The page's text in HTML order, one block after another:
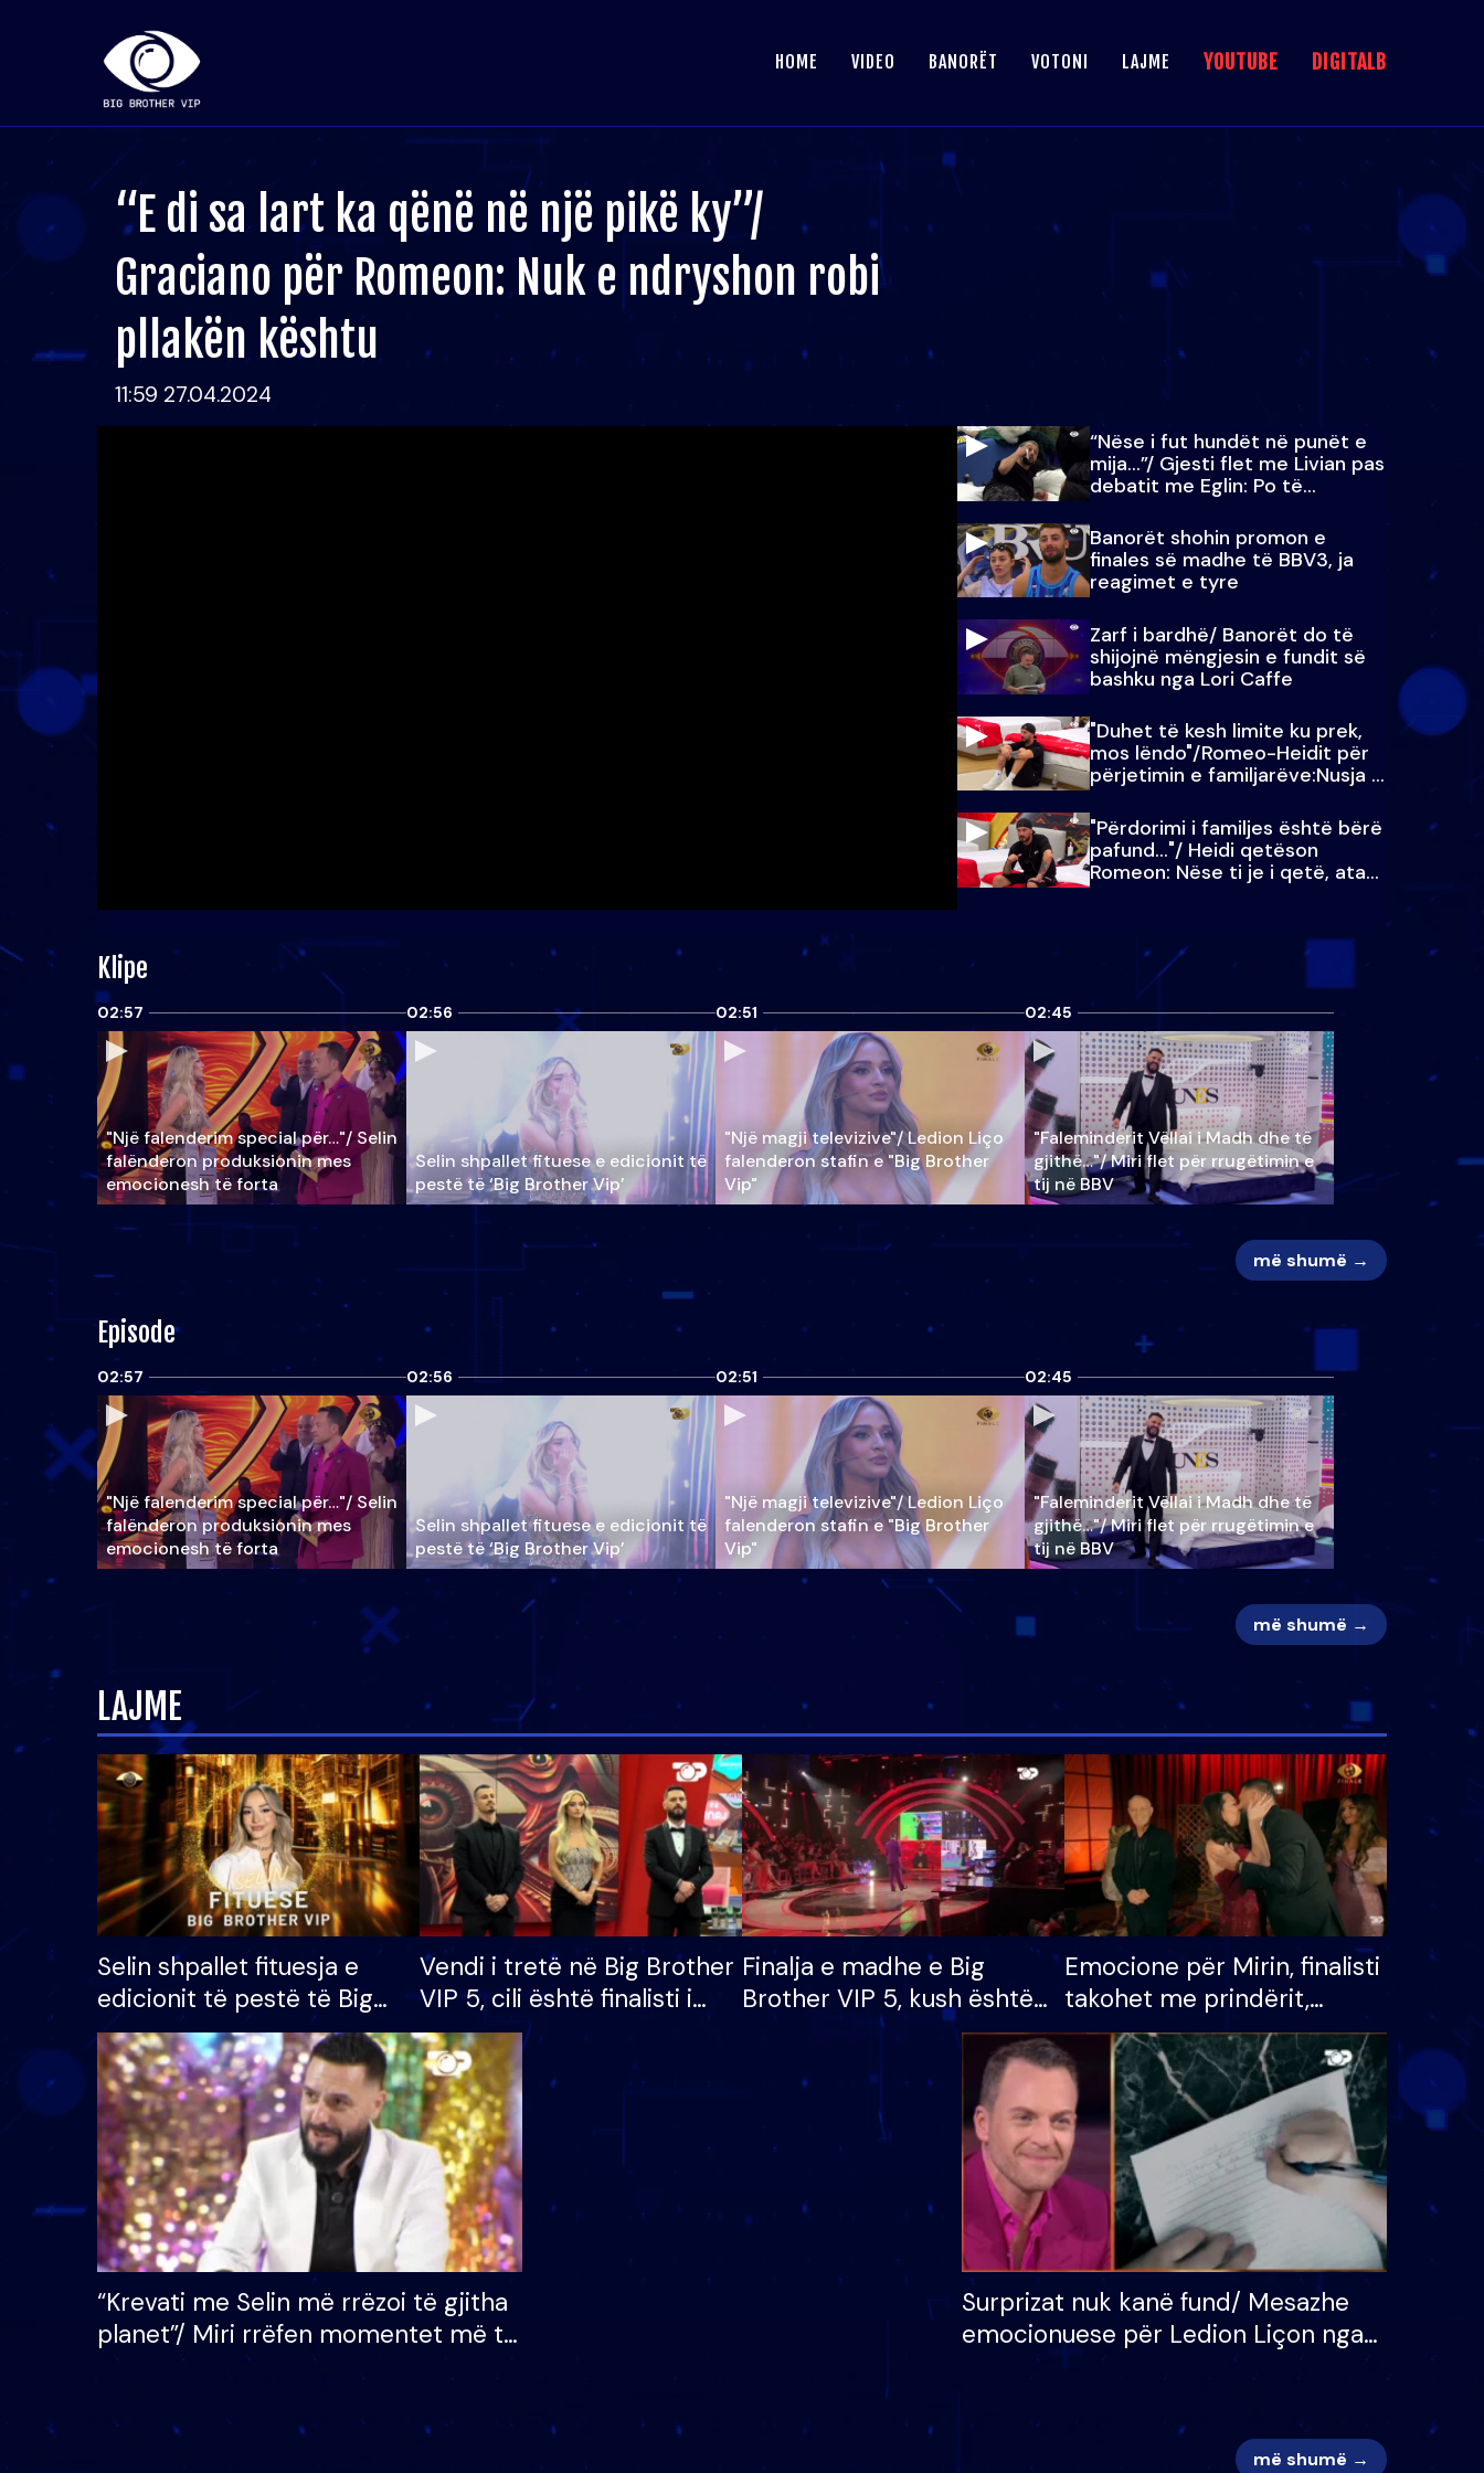
HOME VIDEO BANORËT VOTONI LAJME YOUTUBE DIGITALB
“E di sa lart ka qënë në një pikë ky”/
Graciano për Romeon: Nuk e ndryshon robi
pllakën kështu
11:59 27.04.2024
“Nëse i fut hundët në punët e
mija…”/ Gjesti flet me Livian pas
debatit me Eglin: Po të
paralajmëroj
Banorët shohin promon e
finales së madhe të BBV3, ja
reagimet e tyre
Zarf i bardhë/ Banorët do të
shijojnë mëngjesin e fundit së
bashku nga Lori Caffe
"Duhet të kesh limite ku prek,
mos lëndo"/Romeo-Heidit për
përjetimin e familjarëve:Nusja e
Julit…
"Përdorimi i familjes është bërë
pafund…"/ Heidi qetëson
Romeon: Nëse ti je i qetë, ata
qetësohen
Klipe
02:57
"Një falenderim special për…"/ Selin
falënderon produksionin mes
emocionesh të forta
02:56
Selin shpallet fituese e edicionit të
pestë të ‘Big Brother Vip’
02:51
"Një magji televizive"/ Ledion Liço
falenderon stafin e "Big Brother
Vip"
02:45
"Faleminderit Vëllai i Madh dhe të
gjithë…"/ Miri flet për rrugëtimin e
tij në BBV
më shumë →
Episode
02:57
"Një falenderim special për…"/ Selin
falënderon produksionin mes
emocionesh të forta
02:56
Selin shpallet fituese e edicionit të
pestë të ‘Big Brother Vip’
02:51
"Një magji televizive"/ Ledion Liço
falenderon stafin e "Big Brother
Vip"
02:45
"Faleminderit Vëllai i Madh dhe të
gjithë…"/ Miri flet për rrugëtimin e
tij në BBV
më shumë →
LAJME
Selin shpallet fituesja e
edicionit të pestë të Big
Brother VIP, rrëmben
çmimin e madh prej 100
mijë eurosh
Vendi i tretë në Big Brother
VIP 5, cili është finalisti i
radhës që lë shtëpinë
Finalja e madhe e Big
Brother VIP 5, kush është
banori i parë që lë shtëpinë
dhe humb mundësinë për
të fituar çmimin e madh
Emocione për Mirin, finalisti
takohet me prindërit,
vajzën dhe bashkëshorten:
S’kemi ndonjë letër divorci
apo jo?
“Krevati me Selin më rrëzoi të gjitha
planet”/ Miri rrëfen momentet më të
bukura në shtëpinë e BB VIP: Do më
Surprizat nuk kanë fund/ Mesazhe
emocionuese për Ledion Liçon nga
nëna dhe fëmijët e tij, moderatori
më shumë →